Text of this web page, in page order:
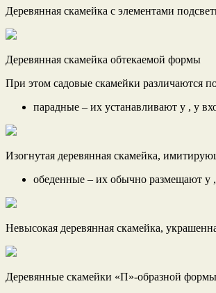
Деревянная скамейка с элементами
Деревянная скамейка обтекаемой формы
При этом садовые скамейки различаются
парадные – их устанавливают у , у
Изогнутая деревянная скамейка,
обеденные – их обычно размещают у ,
Невысокая деревянная скамейка,
Деревянные скамейки «П»-образной формы